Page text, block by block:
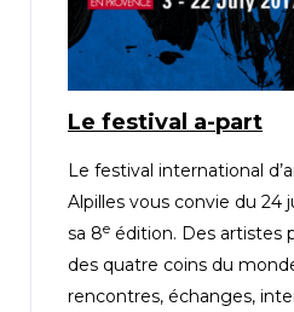
Le festival a-part
Le festival international
Alpilles vous convie du 24
sa 8e édition. Des artistes
des quatre coins du
rencontres, échanges,